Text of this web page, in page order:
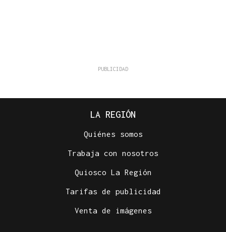
LA REGIÓN
Quiénes somos
Trabaja con nosotros
Quiosco La Región
Tarifas de publicidad
Venta de imágenes